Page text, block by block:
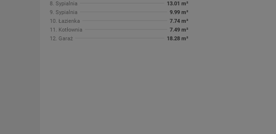
8. Sypialnia
13.01 m²
9. Sypialnia
9.99 m²
10. Łazienka
7.74 m²
11. Kotłownia
7.49 m²
12. Garaż
18.28 m²